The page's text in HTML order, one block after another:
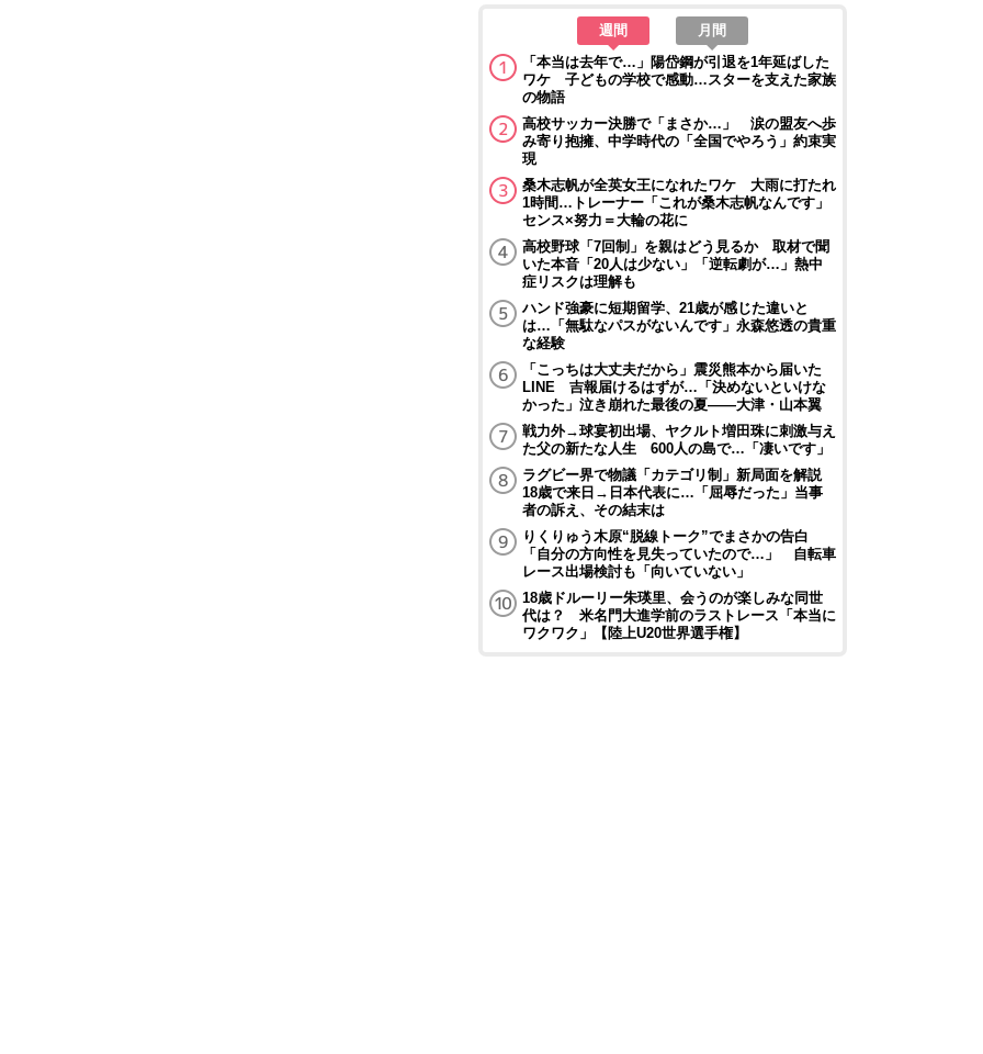
週間
月間
「本当は去年で…」陽岱鋼が引退を1年延ばした
ワケ 子どもの学校で感動…スターを支えた家族
の物語
高校サッカー決勝で「まさか…」 涙の盟友へ歩
み寄り抱擁、中学時代の「全国でやろう」約束実
現
桑木志帆が全英女王になれたワケ 大雨に打たれ
1時間…トレーナー「これが桑木志帆なんです」
センス×努力＝大輪の花に
高校野球「7回制」を親はどう見るか 取材で聞
いた本音「20人は少ない」「逆転劇が…」熱中
症リスクは理解も
ハンド強豪に短期留学、21歳が感じた違いと
は…「無駄なパスがないんです」永森悠透の貴重
な経験
「こっちは大丈夫だから」震災熊本から届いた
LINE 吉報届けるはずが…「決めないといけな
かった」泣き崩れた最後の夏――大津・山本翼
戦力外→球宴初出場、ヤクルト増田珠に刺激与え
た父の新たな人生 600人の島で…「凄いです」
ラグビー界で物議「カテゴリ制」新局面を解説
18歳で来日→日本代表に…「屈辱だった」当事
者の訴え、その結末は
りくりゅう木原“脱線トーク”でまさかの告白
「自分の方向性を見失っていたので…」 自転車
レース出場検討も「向いていない」
18歳ドルーリー朱瑛里、会うのが楽しみな同世
代は？ 米名門大進学前のラストレース「本当に
ワクワク」【陸上U20世界選手権】